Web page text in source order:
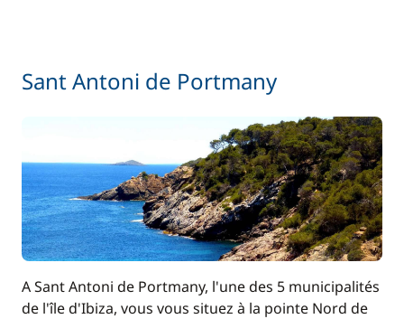
Sant Antoni de Portmany
A Sant Antoni de Portmany, l'une des 5 municipalités
de l'île d'Ibiza, vous vous situez à la pointe Nord de